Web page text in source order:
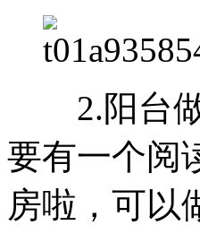
2.阳台做
要有一个阅
房啦，可以